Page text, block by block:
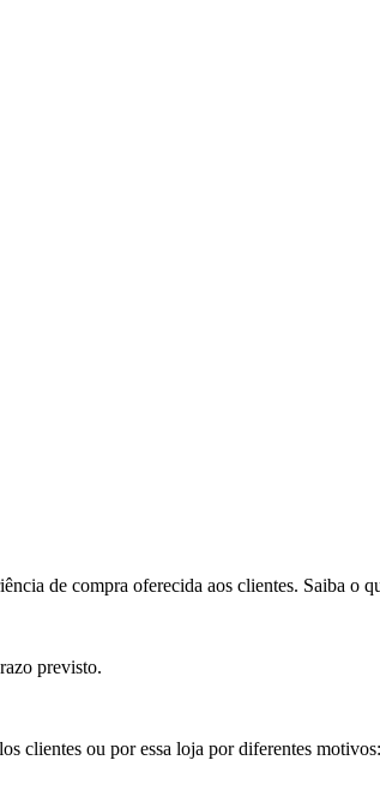
de compra oferecida aos clientes. Saiba o
previsto.
clientes ou por essa loja por diferentes